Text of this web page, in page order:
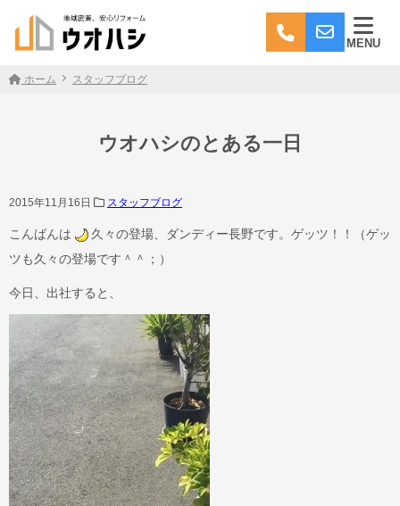
MENU
ホーム スタッフブログ
ウオハシのとある一日
2015年11月16日 スタッフブログ
こんばんは
久々の登場、ダンディー長野です。ゲッツ！！（ゲッ
ツも久々の登場です＾＾；）
今日、出社すると、